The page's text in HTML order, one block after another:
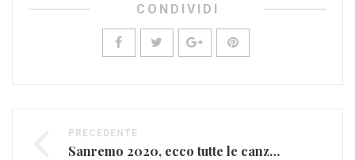
CONDIVIDI
PRECEDENTE
Sanremo 2020, ecco tutte le canzoni in gara